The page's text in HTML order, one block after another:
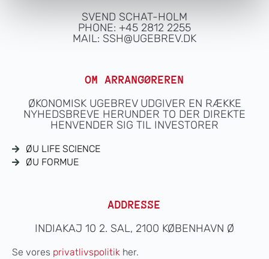
SVEND SCHAT-HOLM
PHONE: +45 2812 2255
MAIL: SSH@UGEBREV.DK
OM ARRANGØREREN
ØKONOMISK UGEBREV UDGIVER EN RÆKKE
NYHEDSBREVE HERUNDER TO DER DIREKTE
HENVENDER SIG TIL INVESTORER
ØU LIFE SCIENCE
ØU FORMUE
ADDRESSE
INDIAKAJ 10 2. SAL, 2100 KØBENHAVN Ø
Se vores privatlivspolitik her.